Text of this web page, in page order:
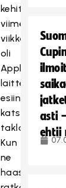
kehitysaskel
viime
viikkoina
oli
Applen
laitteissa
esiintyneiden
taklaaminen.
Kun
ne
haasteet
asti
ehtii